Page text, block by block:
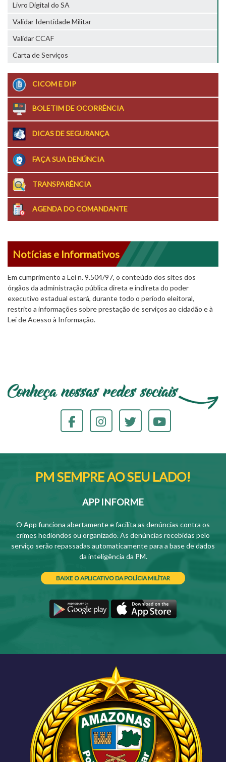
Livro Digital do SA
Validar Identidade Militar
Validar CCAF
Carta de Serviços
CICOM E DIP
BOLETIM DE OCORRÊNCIA
DICAS DE SEGURANÇA
FAÇA SUA DENÚNCIA
TRANSPARÊNCIA
AGENDA DO COMANDANTE
Notícias e Informativos
Em cumprimento a Lei n. 9.504/97, o conteúdo dos sites dos
órgãos da administração pública direta e indireta do poder
executivo estadual estará, durante todo o período eleitoral,
restrito a informações sobre prestação de serviços ao cidadão e à
Lei de Acesso à Informação.
PM SEMPRE AO SEU LADO!
APP INFORME
O App funciona abertamente e facilita as denúncias contra os
crimes hediondos ou organizado. As denúncias recebidas pelo
serviço serão repassadas automaticamente para a base de dados
da inteligência da PM.
BAIXE O APLICATIVO DA POLÍCIA MILÍTAR